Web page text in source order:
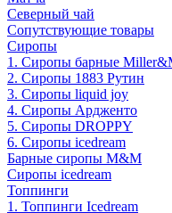
Северный чай
Сопутствующие товары
Сиропы
1. Сиропы барные
2. Сиропы 1883 Рутин
3. Cиропы liquid joy
4. Cиропы Ардженто
5. Сиропы DROPPY
6. Сиропы icedream
Барные сиропы M&M
Сиропы icedream
Топпинги
1. Топпинги Icedream